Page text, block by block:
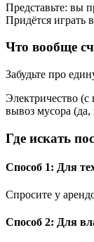
Представьте: вы
Придётся играть
Что вообще
Забудьте про
Электричество (с
вывоз мусора (да,
Где искать
Способ 1: Для
Спросите у
Способ 2: Для